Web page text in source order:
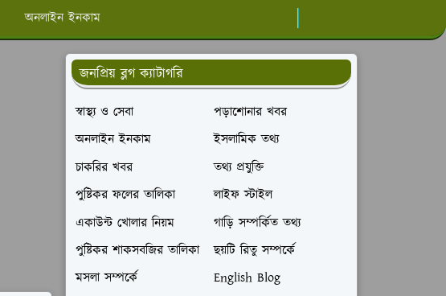
অনলাইন ইনকাম
জনপ্রিয় ব্লগ ক্যাটাগরি
স্বাস্থ্য ও সেবা
পড়াশোনার খবর
অনলাইন ইনকাম
ইসলামিক তথ্য
চাকরির খবর
তথ্য প্রযুক্তি
পুষ্টিকর ফলের তালিকা
লাইফ স্টাইল
একাউন্ট খোলার নিয়ম
গাড়ি সম্পর্কিত তথ্য
পুষ্টিকর শাকসবজির তালিকা
ছয়টি রিতু সম্পর্কে
মসলা সম্পর্কে
English Blog